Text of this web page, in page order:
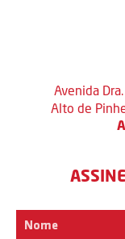
Avenida
Alto de